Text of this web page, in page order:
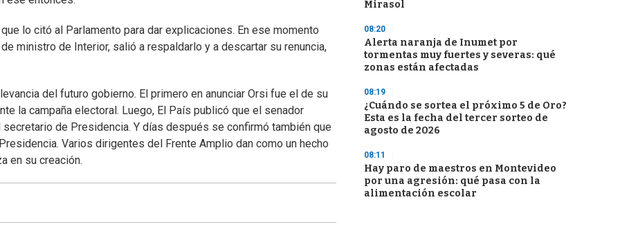
lo citó al Parlamento para dar explicaciones. En ese momento
ministro de Interior, salió a respaldarlo y a descartar su renuncia,
del futuro gobierno. El primero en anunciar Orsi fue el de su
la campaña electoral. Luego, El País publicó que el senador
de Presidencia. Y días después se confirmó también que
Varios dirigentes del Frente Amplio dan como un hecho
en su creación.
Mirasol
08:20
Alerta naranja de Inumet por
tormentas muy fuertes y severas: qué
zonas están afectadas
08:19
¿Cuándo se sortea el próximo 5 de Oro?
Esta es la fecha del tercer sorteo de
agosto de 2026
08:11
Hay paro de maestros en Montevideo
por una agresión: qué pasa con la
alimentación escolar